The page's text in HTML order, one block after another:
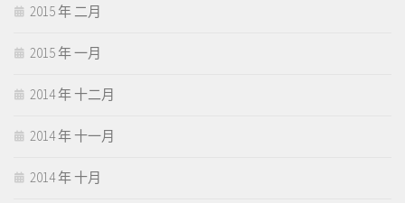
2015 年 二月
2015 年 一月
2014 年 十二月
2014 年 十一月
2014 年 十月